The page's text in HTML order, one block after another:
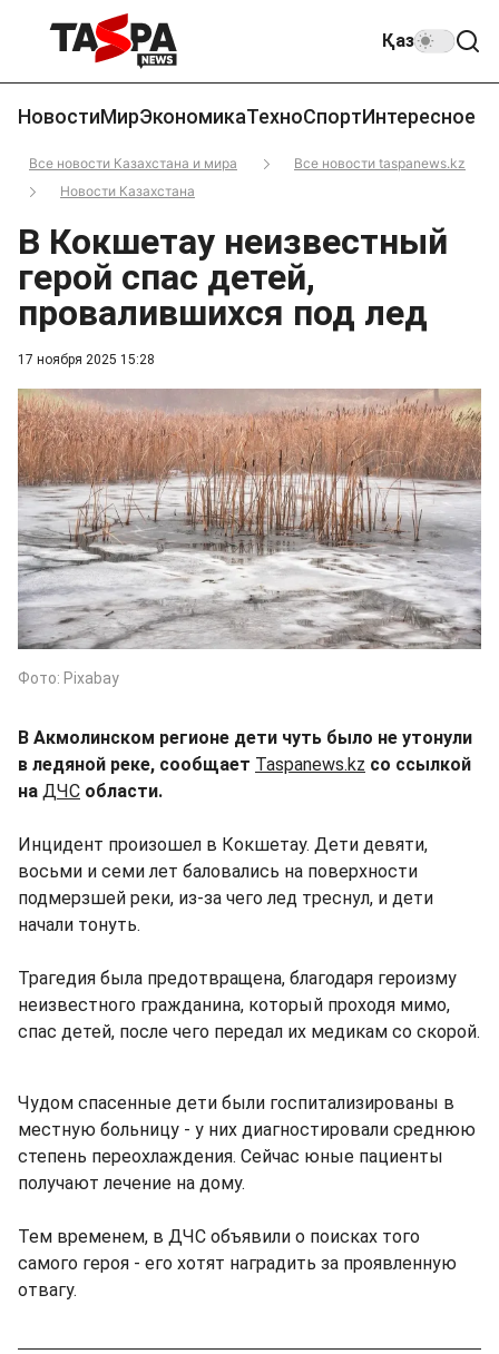
Қаз
НовостиМирЭкономикаТехноСпортИнтересное
Все новости Казахстана и мира
Все новости taspanews.kz
Новости Казахстана
17 ноября 2025 15:28
В Кокшетау неизвестный
герой спас детей,
провалившихся под лед
Фото: Pixabay
В Акмолинском регионе дети чуть было не утонули
в ледяной реке, сообщает Taspanews.kz со ссылкой
на ДЧС области.
Инцидент произошел в Кокшетау. Дети девяти,
восьми и семи лет баловались на поверхности
подмерзшей реки, из-за чего лед треснул, и дети
начали тонуть.
Трагедия была предотвращена, благодаря героизму
неизвестного гражданина, который проходя мимо,
спас детей, после чего передал их медикам со скорой.
Чудом спасенные дети были госпитализированы в
местную больницу - у них диагностировали среднюю
степень переохлаждения. Сейчас юные пациенты
получают лечение на дому.
Тем временем, в ДЧС объявили о поисках того
самого героя - его хотят наградить за проявленную
отвагу.